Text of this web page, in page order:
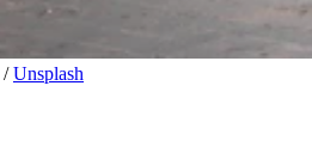
/ Unsplash